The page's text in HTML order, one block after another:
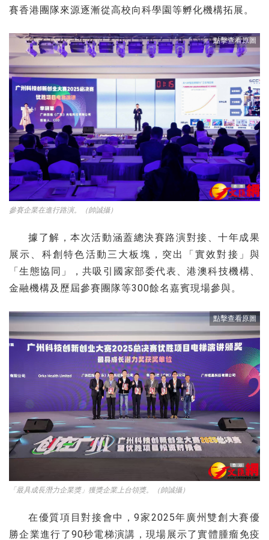
賽香港團隊來源逐漸從高校向科學園等孵化機構拓展。
參賽企業在進行路演。（帥誠攝）
據了解，本次活動涵蓋總決賽路演對接、十年成果
展示、科創特色活動三大板塊，突出「實效對接」與
「生態協同」，共吸引國家部委代表、港澳科技機構、
金融機構及歷屆參賽團隊等300餘名嘉賓現場參與。
「最具成長潛力企業獎」獲獎企業上台領獎。（帥誠攝）
在優質項目對接會中，9家2025年廣州雙創大賽優
勝企業進行了90秒電梯演講，現場展示了實體腫瘤免疫